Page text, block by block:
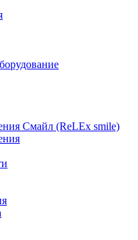
Смайл (ReLEx smile)